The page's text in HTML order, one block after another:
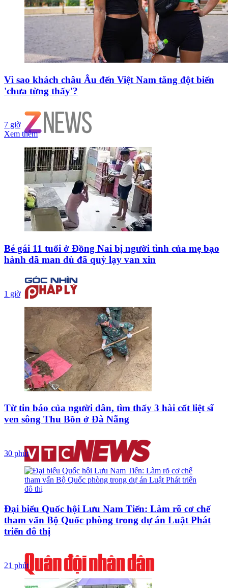
Vì sao khách châu Âu đến Việt Nam tăng đột biến
'chưa từng thấy'?
7 giờ
Xem thêm
Bé gái 11 tuổi ở Đồng Nai bị người tình của mẹ bạo
hành dã man dù đã quỳ lạy van xin
1 giờ
Từ tin báo của người dân, tìm thấy 3 hài cốt liệt sĩ
ven sông Thu Bồn ở Đà Nẵng
30 phút
Đại biểu Quốc hội Lưu Nam Tiến: Làm rõ cơ chế
tham vấn Bộ Quốc phòng trong dự án Luật Phát
triển đô thị
21 phút